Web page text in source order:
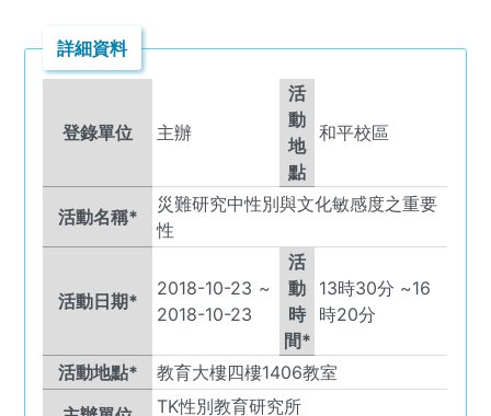
詳細資料
登錄單位 主辦
活
動
地
點
和平校區
活動名稱*
災難研究中性別與文化敏感度之重要
性
活動日期*
2018-10-23 ~
2018-10-23
活
動
時
間*
13時30 分 ~16
時20分
活動地點*
教育大樓四樓1406教室
TK性別教育研究所